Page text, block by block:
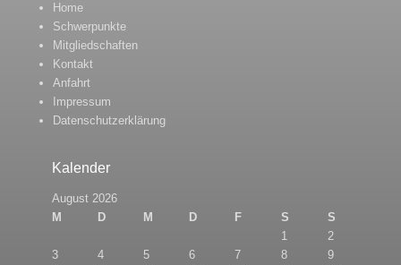
Home
Schwerpunkte
Mitgliedschaften
Kontakt
Anfahrt
Impressum
Datenschutzerklärung
Kalender
August 2026
M
D M D F S
S
1
2
3
4 5 6 7 8
9